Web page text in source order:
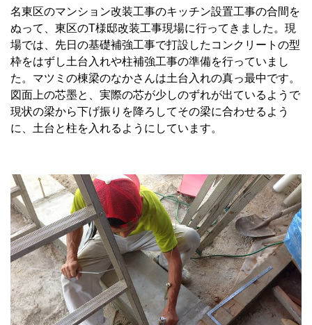
名東区のマンション改装工事のキッチン設置工事の合間を
ぬって、東区のT様邸改装工事現場に行ってきました。現
場では、先日の基礎補強工事で打設したコンクリートの型
枠をはずし土台入れや柱補強工事の準備を行っていまし
た。マツミの棟梁のなかさんは土台入れの真っ最中です。
図面上の芯墨と、実際の芯が少しのずれが出ているようで
現状の梁から下げ振りを降ろしてその梁に合わせるよう
に、土台と柱を入れるようにしています。